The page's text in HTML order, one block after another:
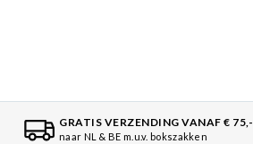
GRATIS VERZENDING VANAF € 75,-
naar NL & BE m.u.v. bokszakken